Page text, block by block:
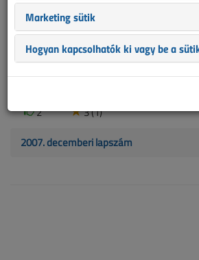
szerelői ellenőrzés ennél gyakoribb része is.
2007. novemberi lapszám
Földelés és nullázás
2
3 (1)
2007. decemberi lapszám
Marketing sütik
Hogyan kapcsolhatók ki vagy be a